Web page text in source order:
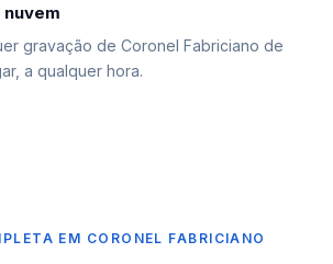
gravação de Coronel Fabriciano de
a qualquer hora.
EM CORONEL FABRICIANO